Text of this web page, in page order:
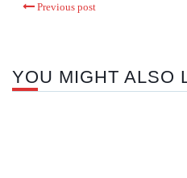
Previous post
YOU MIGHT ALSO